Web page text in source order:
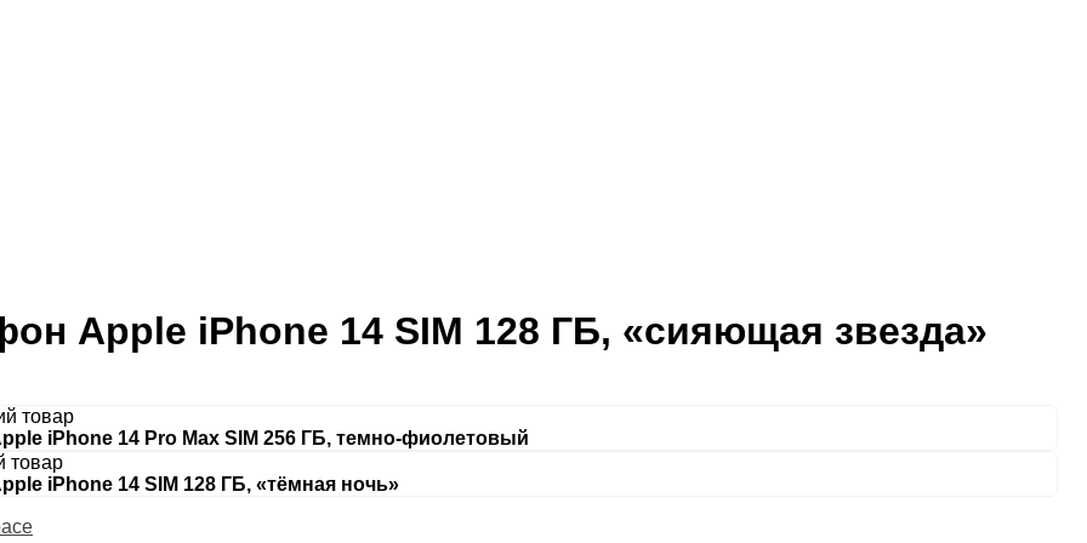
Apple iPhone 14 SIM 128 ГБ, «сияющая звезда»
товар
iPhone 14 Pro Max SIM 256 ГБ, темно-фиолетовый
товар
iPhone 14 SIM 128 ГБ, «тёмная ночь»